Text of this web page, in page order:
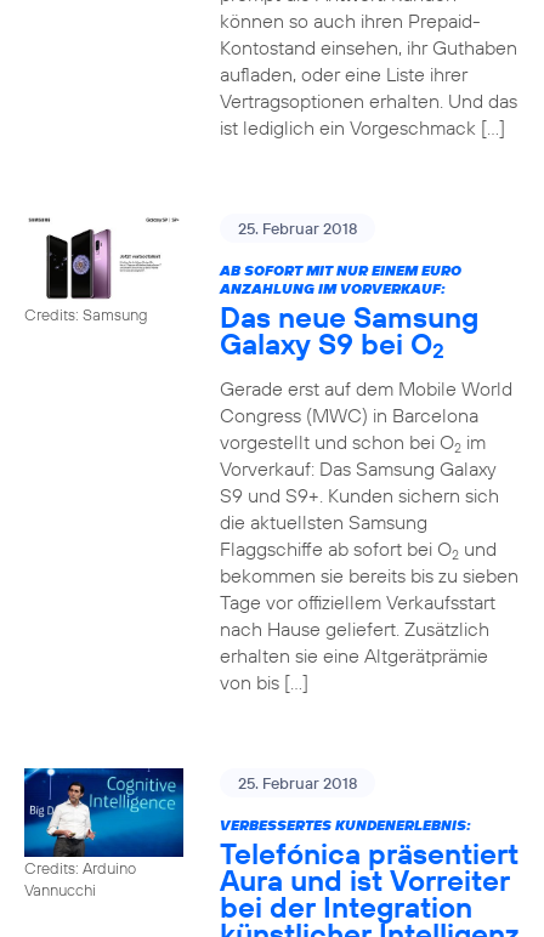
können so auch ihren Prepaid-
Kontostand einsehen, ihr Guthaben
aufladen, oder eine Liste ihrer
Vertragsoptionen erhalten. Und das
ist lediglich ein Vorgeschmack […]
Credits: Samsung
25. Februar 2018
AB SOFORT MIT NUR EINEM EURO
ANZAHLUNG IM VORVERKAUF:
Das neue Samsung
Galaxy S9 bei O2
Gerade erst auf dem Mobile World
Congress (MWC) in Barcelona
vorgestellt und schon bei O2im
Vorverkauf: Das Samsung Galaxy
S9 und S9+. Kunden sichern sich
die aktuellsten Samsung
Flaggschiffe ab sofort bei O2und
bekommen sie bereits bis zu sieben
Tage vor offiziellem Verkaufsstart
nach Hause geliefert. Zusätzlich
erhalten sie eine Altgerätprämie
von bis […]
Credits: Arduino
Vannucchi
25. Februar 2018
VERBESSERTES KUNDENERLEBNIS:
Telefónica präsentiert
Aura und ist Vorreiter
bei der Integration